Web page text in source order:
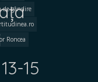
15
de gândire
Roncea